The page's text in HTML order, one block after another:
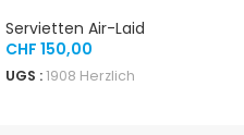
Servietten Air-Laid
CHF 150,00
UGS :1908 Herzlich